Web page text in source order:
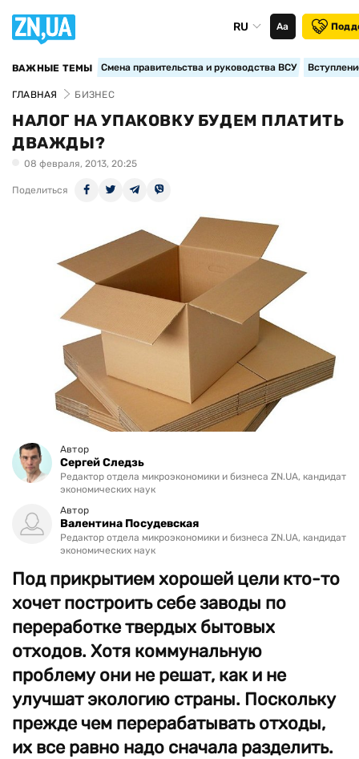
RU Аа
ВАЖНЫЕ ТЕМЫ Смена правительства и руководства ВСУ
ГЛАВНАЯ БИЗНЕС
НАЛОГ НА УПАКОВКУ БУДЕМ ПЛАТИТЬ
ДВАЖДЫ?
08 февраля, 2013, 20:25
Поделиться
Автор
Сергей Следзь
Редактор отдела микроэкономики и бизнеса ZN.UA, кандидат
экономических наук
Автор
Валентина Посудевская
Редактор отдела микроэкономики и бизнеса ZN.UA, кандидат
экономических наук
Под прикрытием хорошей цели кто-то
хочет построить себе заводы по
переработке твердых бытовых
отходов. Хотя коммунальную
проблему они не решат, как и не
улучшат экологию страны. Поскольку
прежде чем перерабатывать отходы,
их все равно надо сначала разделить.